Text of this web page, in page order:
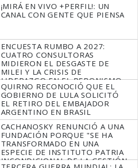
¡MIRÁ EN VIVO +PERFIL!: UN
CANAL CON GENTE QUE PIENSA
ENCUESTA RUMBO A 2027:
CUATRO CONSULTORAS
MIDIERON EL DESGASTE DE
MILEI Y LA CRISIS DE
LIDERAZGO EN EL PERONISMO
QUIRNO RECONOCIÓ QUE EL
GOBIERNO DE LULA SOLICITÓ
EL RETIRO DEL EMBAJADOR
ARGENTINO EN BRASIL
CACHANOSKY RENUNCIÓ A UNA
FUNDACIÓN PORQUE "SE HA
TRANSFORMADO EN UNA
ESPECIE DE INSTITUTO PATRIA
INCONDICIONAL DE LA GESTIÓN